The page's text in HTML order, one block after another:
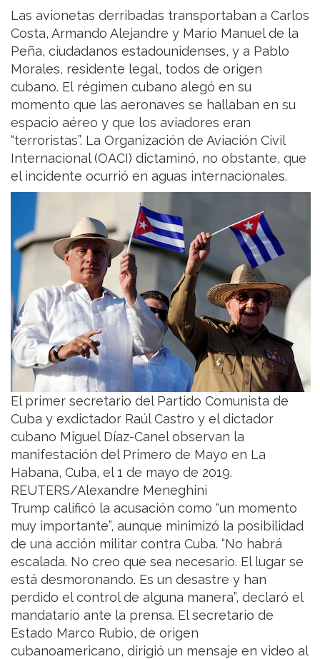
Las avionetas derribadas transportaban a Carlos
Costa, Armando Alejandre y Mario Manuel de la
Peña, ciudadanos estadounidenses, y a Pablo
Morales, residente legal, todos de origen
cubano. El régimen cubano alegó en su
momento que las aeronaves se hallaban en su
espacio aéreo y que los aviadores eran
“terroristas”. La Organización de Aviación Civil
Internacional (OACI) dictaminó, no obstante, que
el incidente ocurrió en aguas internacionales.
El primer secretario del Partido Comunista de
Cuba y exdictador Raúl Castro y el dictador
cubano Miguel Díaz-Canel observan la
manifestación del Primero de Mayo en La
Habana, Cuba, el 1 de mayo de 2019.
REUTERS/Alexandre Meneghini
Trump calificó la acusación como “un momento
muy importante”, aunque minimizó la posibilidad
de una acción militar contra Cuba. “No habrá
escalada. No creo que sea necesario. El lugar se
está desmoronando. Es un desastre y han
perdido el control de alguna manera”, declaró el
mandatario ante la prensa. El secretario de
Estado Marco Rubio, de origen
cubanoamericano, dirigió un mensaje en video al